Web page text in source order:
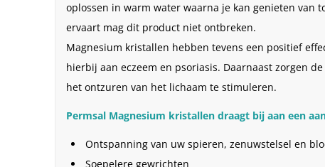
oplossen in warm water waarna je kan genieten van
ervaart mag dit product niet ontbreken.
Magnesium kristallen hebben tevens een positief
hierbij aan eczeem en psoriasis. Daarnaast zorgen
het ontzuren van het lichaam te stimuleren.
Permsal Magnesium kristallen draagt bij aan een
Ontspanning van uw spieren, zenuwstelsel en
Soepelere gewrichten